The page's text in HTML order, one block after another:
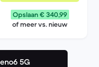
Opslaan € 340,99
of meer vs. nieuw
5G